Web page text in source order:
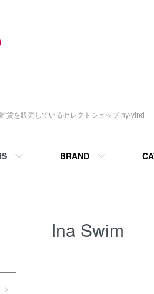
貨を販売しているセレクトショップ ny-vind
BRAND
Ina Swim